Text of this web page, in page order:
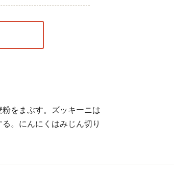
をまぶす。ズッキーニは
。にんにくはみじん切り